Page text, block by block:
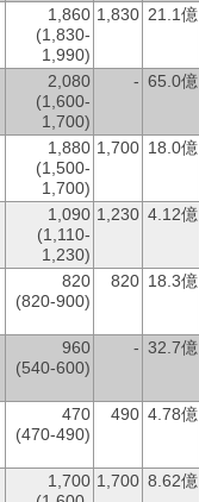
1,860
(1,830-
1,990)
1,830 21.1億
2,080
(1,600-
1,700)
- 65.0億
1,880
(1,500-
1,700)
1,700 18.0億
1,090
(1,110-
1,230)
1,230 4.12億
820
(820-900)
820 18.3億
960
(540-600)
- 32.7億
470
(470-490)
490 4.78億
1,700 1,700 8.62億